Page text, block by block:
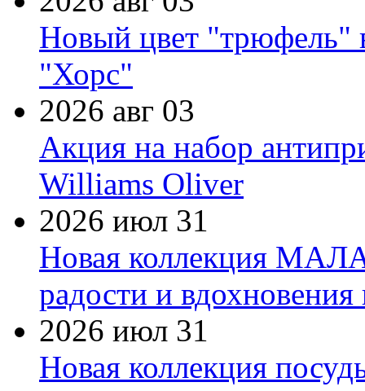
Новый цвет "трюфель"
"Хорс"
2026 авг 03
Акция на набор
Williams Oliver
2026 июл 31
Новая коллекция
радости и
2026 июл 31
Новая коллекция